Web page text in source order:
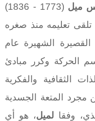
ميل
(1773 - 1836)
تلقى تعليمه منذ صغره
الشهيرة عام
الحركة وكرر مبادئ
الثقافية والفكرية
مجرد المتعة الجسدية
وفقا لميل، هو أي